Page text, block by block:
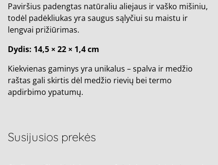
Paviršius padengtas natūraliu aliejaus ir vaško mišiniu,
todėl padėkliukas yra saugus sąlyčiui su maistu ir
lengvai prižiūrimas.
Dydis: 14,5 × 22 × 1,4 cm
Kiekvienas gaminys yra unikalus – spalva ir medžio
raštas gali skirtis dėl medžio rievių bei termo
apdirbimo ypatumų.
Susijusios prekės